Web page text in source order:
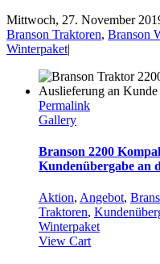
Mittwoch, 27. November
Branson Traktoren, Branson
Winterpaket|
Permalink
Gallery
Branson 2200
Kundenübergabe an
Aktion, Angebot,
Traktoren,
Winterpaket
View Cart